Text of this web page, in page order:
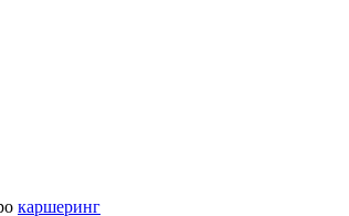
каршеринг